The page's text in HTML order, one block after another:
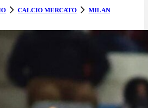
CALCIO MERCATO MILAN